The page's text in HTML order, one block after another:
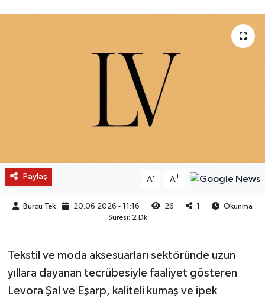
Paylaş A- A+
Burcu Tek 20.06.2026 - 11:16 26
Okunma
Süresi: 2 Dk
Tekstil ve moda aksesuarları sektöründe uzun
yıllara dayanan tecrübesiyle faaliyet gösteren
Levora Şal ve Eşarp, kaliteli kumaş ve ipek